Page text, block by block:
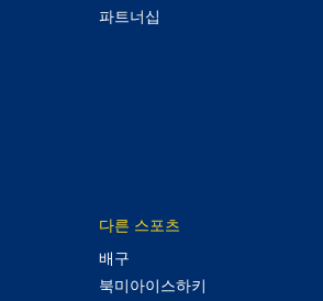
파트너십
다른 스포츠
배구
북미아이스하키